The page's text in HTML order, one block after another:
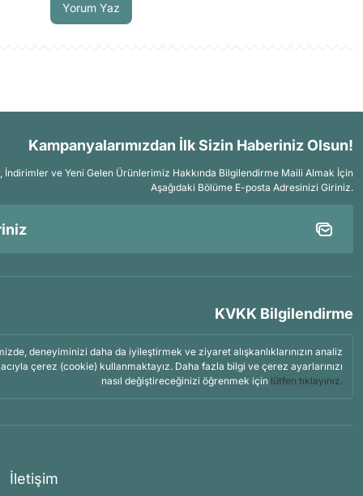
numara veya hatta bir numara daha büyük ayakkabılar satın alınması
Yorum Yaz
Kampanyalarımızdan İlk Sizin Haberiniz Olsun!
İndirimler ve Yeni Gelen Ürünlerimiz Hakkında Bilgilendirme Maili Almak İçin
Aşağıdaki Bölüme E-posta Adresinizi Giriniz.
KVKK Bilgilendirme
deneyiminizi daha da iyileştirmek ve ziyaret alışkanlıklarınızın analiz
çerez (cookie) kullanmaktayız. Daha fazla bilgi ve çerez ayarlarınızı
nasıl değiştireceğinizi öğrenmek için lütfen tıklayınız.
İletişim